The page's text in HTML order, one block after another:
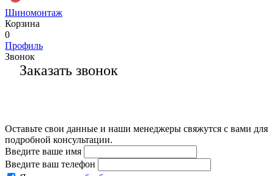
Шиномонтаж
Корзина
0
Профиль
Звонок
Заказать звонок
Оставьте свои данные и наши менеджеры свяжутся с вами для
подробной консультации.
Введите ваше имя
Введите ваш телефон